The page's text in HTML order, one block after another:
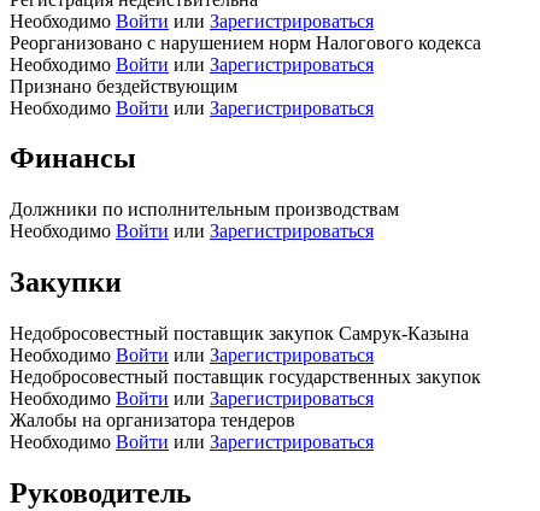
Необходимо Войти или Зарегистрироваться
Реорганизовано с нарушением норм Налогового кодекса
Необходимо Войти или Зарегистрироваться
Признано бездействующим
Необходимо Войти или Зарегистрироваться
Финансы
Должники по исполнительным производствам
Необходимо Войти или Зарегистрироваться
Закупки
Недобросовестный поставщик закупок Самрук-Казына
Необходимо Войти или Зарегистрироваться
Недобросовестный поставщик государственных закупок
Необходимо Войти или Зарегистрироваться
Жалобы на организатора тендеров
Необходимо Войти или Зарегистрироваться
Руководитель